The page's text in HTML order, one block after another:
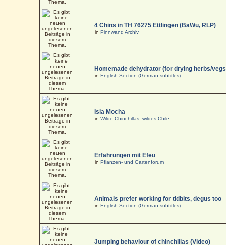
4 Chins in TH 76275 Ettlingen (BaWü, RLP)
inPinnwand Archiv
Homemade dehydrator (for drying herbs/
inEnglish Section (German subtitles)
Isla Mocha
inWilde Chinchillas, wildes Chile
Erfahrungen mit Efeu
inPflanzen- und Gartenforum
Animals prefer working for tidbits, degus too
inEnglish Section (German subtitles)
Jumping behaviour of chinchillas (Video)